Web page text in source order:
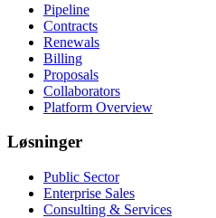
Pipeline
Contracts
Renewals
Billing
Proposals
Collaborators
Platform Overview
Løsninger
Public Sector
Enterprise Sales
Consulting & Services